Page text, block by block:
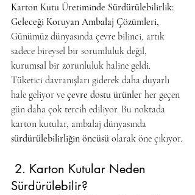
Karton Kutu Üretiminde Sürdürülebilirlik:
Geleceği Koruyan Ambalaj Çözümleri,
Günümüz dünyasında çevre bilinci, artık
sadece bireysel bir sorumluluk değil,
kurumsal bir zorunluluk haline geldi.
Tüketici davranışları giderek daha duyarlı
hale geliyor ve çevre dostu ürünler her geçen
gün daha çok tercih ediliyor. Bu noktada
karton kutular, ambalaj dünyasında
sürdürülebilirliğin öncüsü olarak öne çıkıyor.
2. Karton Kutular Neden
Sürdürülebilir?